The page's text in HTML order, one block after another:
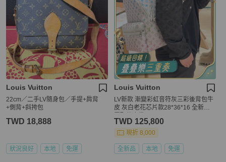
Louis Vuitton
22cm／二手LV隨身包／手提+肩背
+側背+斜挎包
TWD 18,888
狀況良好 本地 免運
Louis Vuitton
LV新款 漸變彩虹音符灰三彩後背包牛
皮 灰白老花芯片款28*36*16 全新閒
TWD 125,800
現折 8,000
全新品 本地 免運